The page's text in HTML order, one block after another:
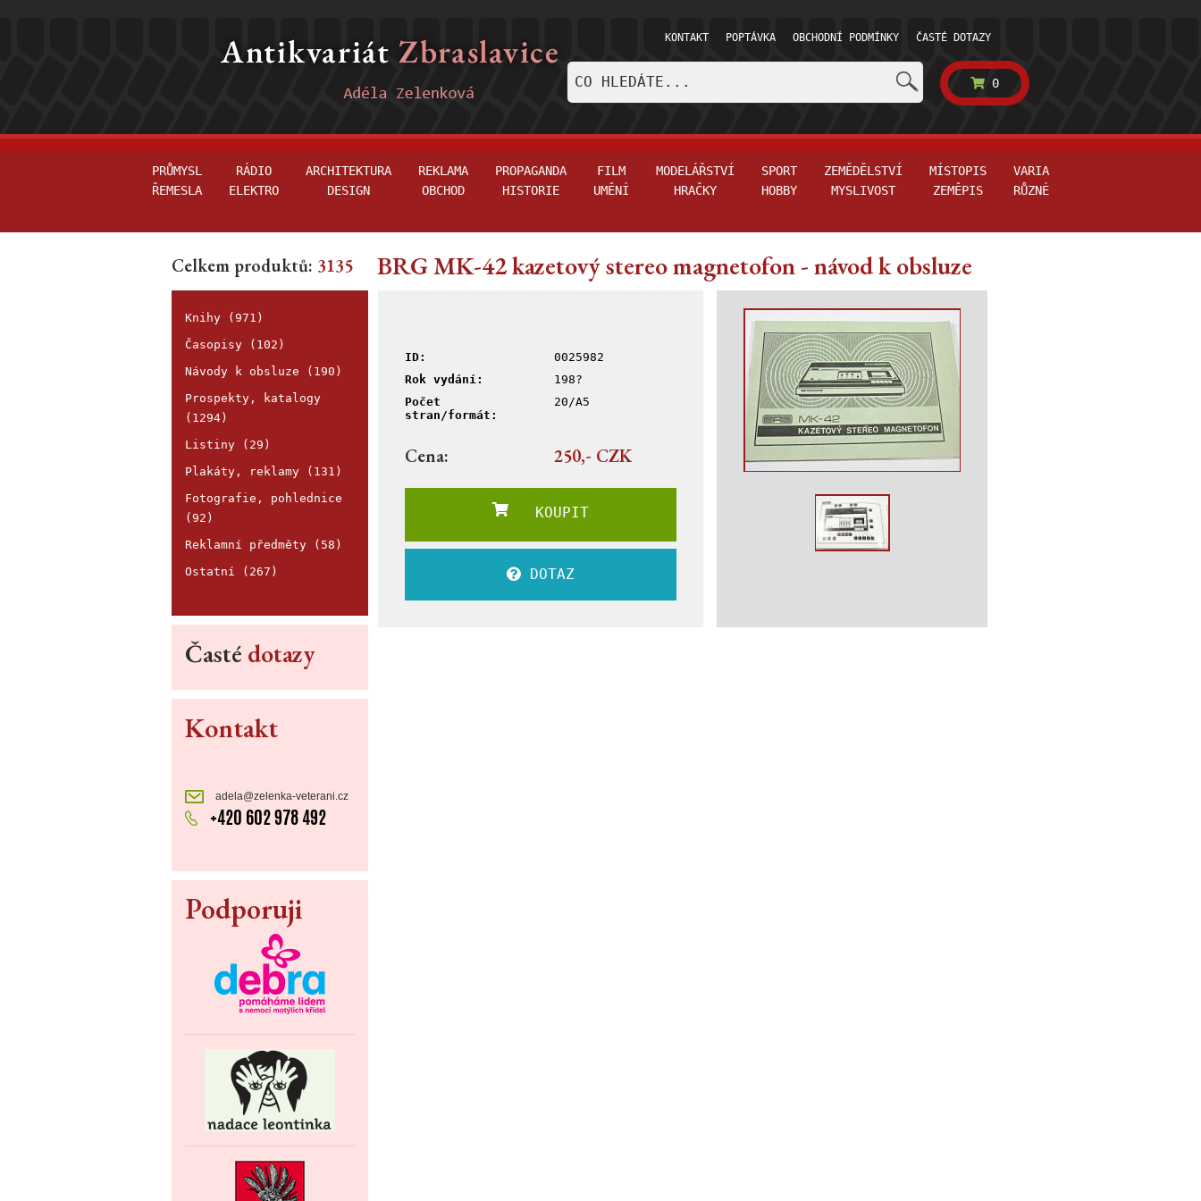
KONTAKT POPTÁVKA OBCHODNÍ PODMÍNKY ČASTÉ DOTAZY
0
PRŮMYSL
ŘEMESLA
RÁDIO
ELEKTRO
ARCHITEKTURA
DESIGN
REKLAMA
OBCHOD
PROPAGANDA
HISTORIE
FILM
UMĚNÍ
MODELÁŘSTVÍ
HRAČKY
SPORT
HOBBY
ZEMĚDĚLSTVÍ
MYSLIVOST
MÍSTOPIS
ZEMĚPIS
VARIA
RŮZNÉ
Celkem produktů: 3135
Knihy (971)
Časopisy (102)
Návody k obsluze (190)
Prospekty, katalogy
(1294)
Listiny (29)
Plakáty, reklamy (131)
Fotografie, pohlednice
(92)
Reklamní předměty (58)
Ostatní (267)
Časté dotazy
Kontakt
adela@zelenka-veterani.cz
+420 602 978 492
Podporuji
BRG MK-42 kazetový stereo magnetofon - návod k obsluze
ID:
0025982
Rok vydání:
198?
Počet
stran/formát:
20/A5
Cena: 250,- CZK
KOUPIT
DOTAZ